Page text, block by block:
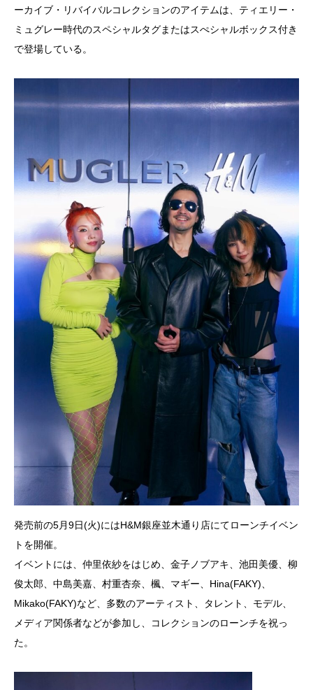
ーカイブ・リバイバルコレクションのアイテムは、ティエリー・
ミュグレー時代のスペシャルタグまたはスぺシャルボックス付き
で登場している。
発売前の5月9日(火)にはH&M銀座並木通り店にてローンチイベン
トを開催。
イベントには、仲里依紗をはじめ、金子ノブアキ、池田美優、柳
俊太郎、中島美嘉、村重杏奈、楓、マギー、Hina(FAKY)、
Mikako(FAKY)など、多数のアーティスト、タレント、モデル、
メディア関係者などが参加し、コレクションのローンチを祝っ
た。